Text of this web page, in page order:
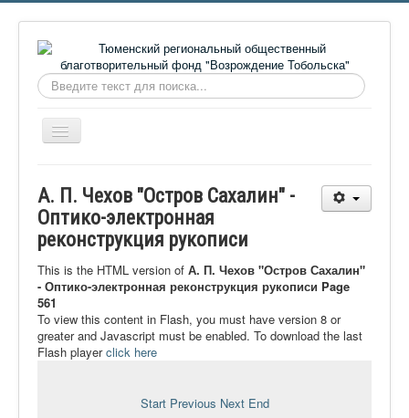
Искать...
Включить/
выключить
О фонде
Онлайн библиотека
Видеоматериалы
Контакты
Сайт проекта Достоевский
Ермаковополе.рф
А. П. Чехов "Остров Сахалин" -
Оптико-электронная
реконструкция рукописи
This is the HTML version of А. П. Чехов "Остров Сахалин"
- Оптико-электронная реконструкция рукописи Page
561
To view this content in Flash, you must have version 8 or
greater and Javascript must be enabled. To download the last
Flash playerclick here
Start Previous Next End